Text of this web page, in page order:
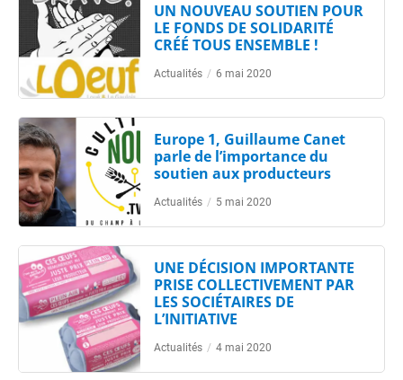
UN NOUVEAU SOUTIEN POUR
LE FONDS DE SOLIDARITÉ
CRÉÉ TOUS ENSEMBLE !
Actualités / 6 mai 2020
Europe 1, Guillaume Canet
parle de l’importance du
soutien aux producteurs
Actualités / 5 mai 2020
UNE DÉCISION IMPORTANTE
PRISE COLLECTIVEMENT PAR
LES SOCIÉTAIRES DE
L’INITIATIVE
Actualités / 4 mai 2020